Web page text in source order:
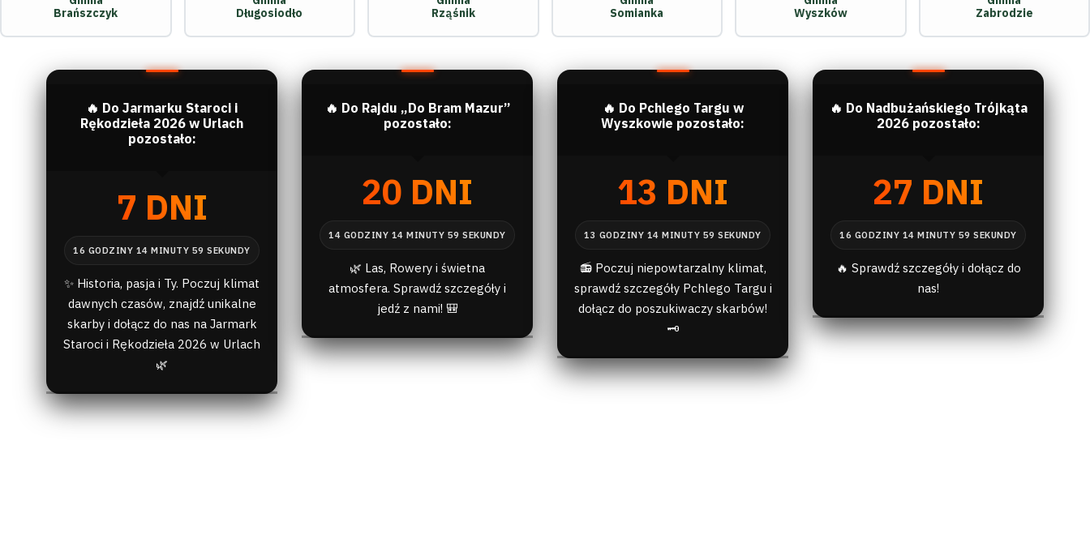
Brańszczyk
Długosiodło
Rząśnik
Somianka
Wyszków
Zabrodzie
🔥 Do Jarmarku Staroci i
Rękodzieła 2026 w Urlach
pozostało:
7 DNI
✨ Historia, pasja i Ty. Poczuj klimat
dawnych czasów, znajdź unikalne
skarby i dołącz do nas na Jarmark
Staroci i Rękodzieła 2026 w Urlach
🌿
🔥 Do Rajdu „Do Bram Mazur”
pozostało:
20 DNI
🌿 Las, Rowery i świetna
atmosfera. Sprawdź szczegóły i
jedź z nami! 🎒
🔥 Do Pchlego Targu w
Wyszkowie pozostało:
13 DNI
📻 Poczuj niepowtarzalny klimat,
sprawdź szczegóły Pchlego Targu i
dołącz do poszukiwaczy skarbów!
🗝️
🔥 Do Nadbużańskiego Trójkąta
2026 pozostało:
27 DNI
🔥 Sprawdź szczegóły i dołącz do
nas!